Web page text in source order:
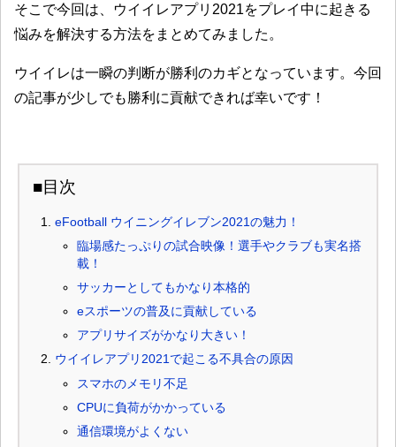
そこで今回は、ウイイレアプリ2021をプレイ中に起きる
悩みを解決する方法をまとめてみました。
ウイイレは一瞬の判断が勝利のカギとなっています。今回
の記事が少しでも勝利に貢献できれば幸いです！
■目次
eFootball ウイニングイレブン2021の魅力！
臨場感たっぷりの試合映像！選手やクラブも実名搭
載！
サッカーとしてもかなり本格的
eスポーツの普及に貢献している
アプリサイズがかなり大きい！
ウイイレアプリ2021で起こる不具合の原因
スマホのメモリ不足
CPUに負荷がかかっている
通信環境がよくない